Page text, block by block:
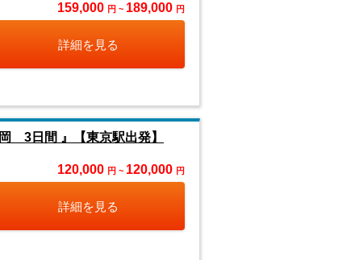
159,000 円 ~ 189,000 円
詳細を見る
3日間 』【東京駅出発】
120,000 円 ~ 120,000 円
詳細を見る